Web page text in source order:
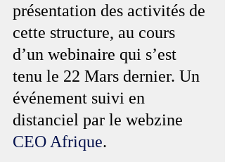
présentation des activités de
cette structure, au cours
d’un webinaire qui s’est
tenu le 22 Mars dernier. Un
événement suivi en
distanciel par le webzine
CEO Afrique.